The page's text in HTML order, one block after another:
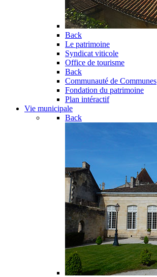
Back
Le patrimoine
Syndicat viticole
Office de tourisme
Back
Communauté de Communes
Fondation du patrimoine
Plan intéractif
Vie municipale
Back